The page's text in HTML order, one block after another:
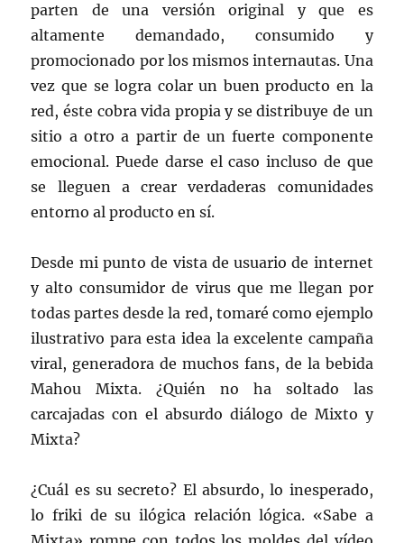
parten de una versión original y que es
altamente demandado, consumido y
promocionado por los mismos internautas. Una
vez que se logra colar un buen producto en la
red, éste cobra vida propia y se distribuye de un
sitio a otro a partir de un fuerte componente
emocional. Puede darse el caso incluso de que
se lleguen a crear verdaderas comunidades
entorno al producto en sí.
Desde mi punto de vista de usuario de internet
y alto consumidor de virus que me llegan por
todas partes desde la red, tomaré como ejemplo
ilustrativo para esta idea la excelente campaña
viral, generadora de muchos fans, de la bebida
Mahou Mixta. ¿Quién no ha soltado las
carcajadas con el absurdo diálogo de Mixto y
Mixta?
¿Cuál es su secreto? El absurdo, lo inesperado,
lo friki de su ilógica relación lógica. «Sabe a